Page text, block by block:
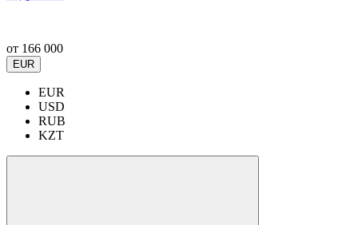
от 166 000
EUR
EUR
USD
RUB
KZT